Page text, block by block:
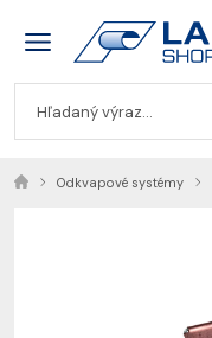
Odkvapové systémy